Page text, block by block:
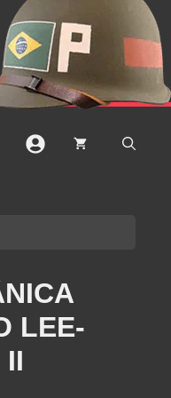
LEE-
II